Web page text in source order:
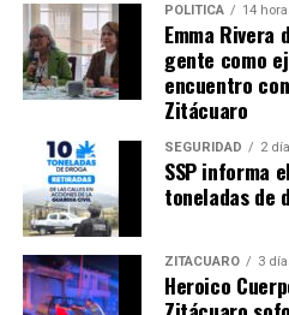
Comparte con:
POLÍTICA 14
Emma
gente como
encuentro
Zitácuaro
SEGURIDAD 2
SSP informa
toneladas de
ZITÁCUARO 3
Heroico